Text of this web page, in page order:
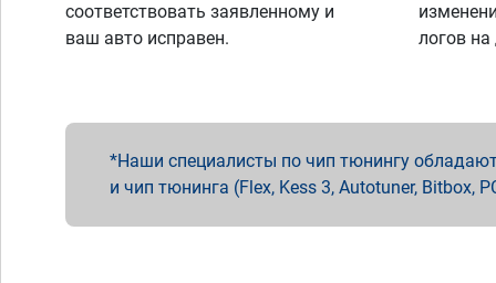
соответствовать заявленному и
ваш авто исправен.
логов на
Наши специалисты по чип тюнингу
и чип тюнинга (Flex, Kess 3, Autotuner, Bitbox,